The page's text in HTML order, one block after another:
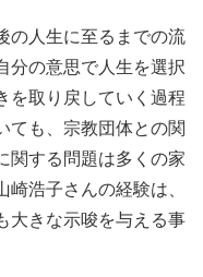
の人生に至るまでの流
分の意思で人生を選択
を取り戻していく過程
ても、宗教団体との関
関する問題は多くの家
浩子さんの経験は、
大きな示唆を与える事